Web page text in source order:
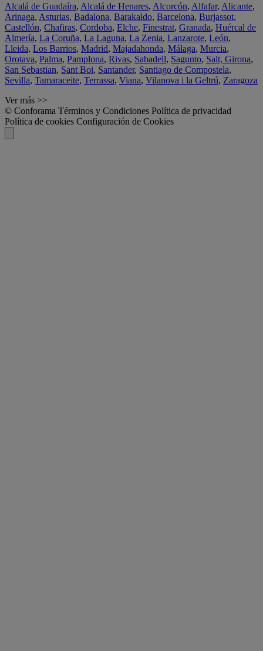
Alcalá de Guadaíra, Alcalá de Henares, Alcorcón, Alfafar, Alicante,
Arinaga, Asturias, Badalona, Barakaldo, Barcelona, Burjassot,
Castellón, Chafiras, Cordoba, Elche, Finestrat, Granada, Huércal de
Almería, La Coruña, La Laguna, La Zenia, Lanzarote, León,
Lleida, Los Barrios, Madrid, Majadahonda, Málaga, Murcia,
Orotava, Palma, Pamplona, Rivas, Sabadell, Sagunto, Salt, Girona,
San Sebastian, Sant Boi, Santander, Santiago de Compostela,
Sevilla, Tamaraceite, Terrassa, Viana, Vilanova i la Geltrú, Zaragoza
Ver más >>
© Conforama Términos y Condiciones Política de privacidad
Política de cookies Configuración de Cookies